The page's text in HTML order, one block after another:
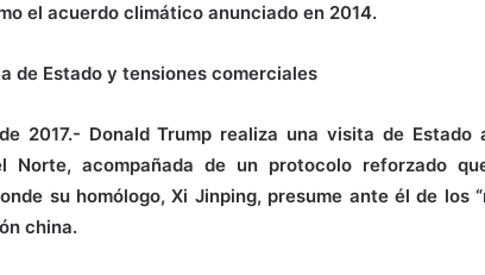
el acuerdo climático anunciado en 2014.
de Estado y tensiones comerciales
2017.- Donald Trump realiza una visita de
Norte, acompañada de un protocolo reforzado
su homólogo, Xi Jinping, presume ante él de los
china.